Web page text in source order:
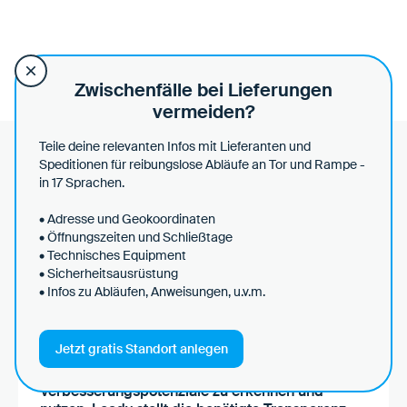
Das sagen unsere
Kunden über Loady
"Loady ermöglicht es uns und auch unseren
Partnern in der Lieferkette
Verbesserungspotenziale zu erkennen und
Zwischenfälle bei Lieferungen
vermeiden?
Teile deine relevanten Infos mit Lieferanten und
Speditionen für reibungslose Abläufe an Tor und Rampe -
in 17 Sprachen.
• Adresse und Geokoordinaten
• Öffnungszeiten und Schließtage
• Technisches Equipment
• Sicherheitsausrüstung
• Infos zu Abläufen, Anweisungen, u.v.m.
Jetzt gratis Standort anlegen